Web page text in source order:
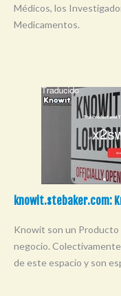
Médicos, los
Medicamentos.
knowit.stebaker.com:
Knowit son un
negocio.
de este espacio y son